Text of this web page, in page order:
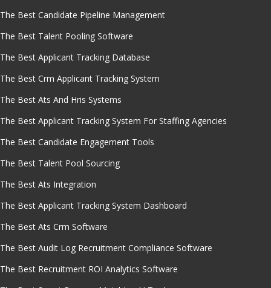
The Best Candidate Pipeline Management
The Best Talent Pooling Software
The Best Applicant Tracking Database
The Best Crm Applicant Tracking System
The Best Ats And Hris Systems
The Best Applicant Tracking System For Staffing Agencies
The Best Candidate Engagement Tools
The Best Talent Pool Sourcing
The Best Ats Integration
The Best Applicant Tracking System Dashboard
The Best Ats Crm Software
The Best Audit Log Recruitment Compliance Software
The Best Recruitment ROI Analytics Software